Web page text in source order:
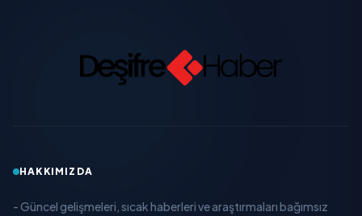
HAKKIMIZDA
- Güncel gelişmeleri, sıcak haberleri ve araştırmaları bağımsız